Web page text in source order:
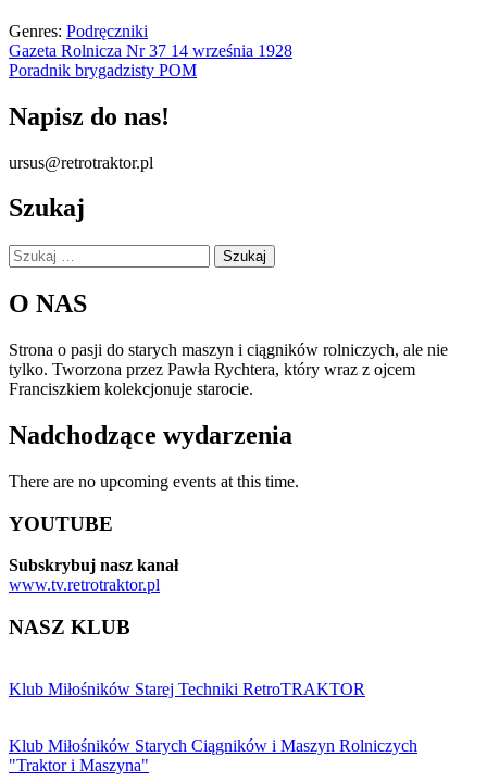
Genres: Podręczniki
Nawigacja
wpisu
Gazeta Rolnicza Nr 37 14 września 1928
Poradnik brygadzisty POM
Napisz do nas!
ursus@retrotraktor.pl
Szukaj
Szukaj:
O NAS
Strona o pasji do starych maszyn i ciągników rolniczych, ale nie
tylko. Tworzona przez Pawła Rychtera, który wraz z ojcem
Franciszkiem kolekcjonuje starocie.
Nadchodzące wydarzenia
There are no upcoming events at this time.
YOUTUBE
Subskrybuj nasz kanał
www.tv.retrotraktor.pl
NASZ KLUB
Klub Miłośników Starej Techniki RetroTRAKTOR
Klub Miłośników Starych Ciągników i Maszyn Rolniczych
"Traktor i Maszyna"